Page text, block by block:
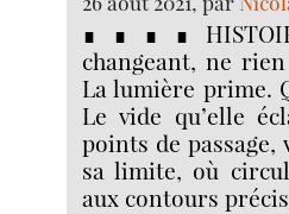
∎ ∎ ∎ ∎
changeant, ne
La lumière prime.
Le vide qu’elle
points de passage,
sa limite, où
aux contours